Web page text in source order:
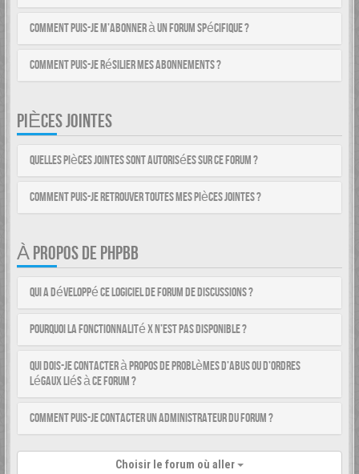
Comment puis-je m’abonner à un forum spécifique ?
Comment puis-je résilier mes abonnements ?
PIÈCES JOINTES
Quelles pièces jointes sont autorisées sur ce forum ?
Comment puis-je retrouver toutes mes pièces jointes ?
À PROPOS DE PHPBB
Qui a développé ce logiciel de forum de discussions ?
Pourquoi la fonctionnalité X n’est pas disponible ?
Qui dois-je contacter à propos de problèmes d’abus ou d’ordres
légaux liés à ce forum ?
Comment puis-je contacter un administrateur du forum ?
Choisir le forum où aller